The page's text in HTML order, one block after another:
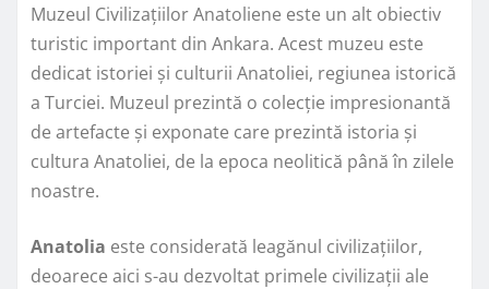
Muzeul Civilizațiilor Anatoliene este un alt obiectiv
turistic important din Ankara. Acest muzeu este
dedicat istoriei și culturii Anatoliei, regiunea istorică
a Turciei. Muzeul prezintă o colecție impresionantă
de artefacte și exponate care prezintă istoria și
cultura Anatoliei, de la epoca neolitică până în zilele
noastre.
Anatolia este considerată leagănul civilizațiilor,
deoarece aici s-au dezvoltat primele civilizații ale